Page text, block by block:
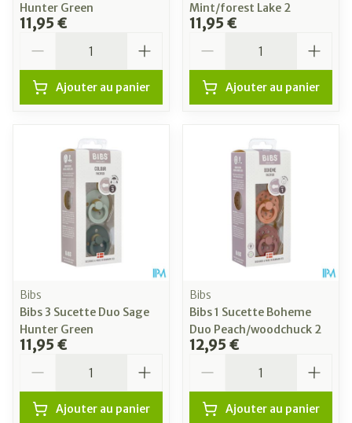
Hunter Green
11,95 €
Ajouter au panier
Mint/forest Lake 2
11,95 €
Ajouter au panier
Bibs
Bibs 3 Sucette Duo Sage
Hunter Green
11,95 €
Ajouter au panier
Bibs
Bibs 1 Sucette Boheme
Duo Peach/woodchuck 2
12,95 €
Ajouter au panier